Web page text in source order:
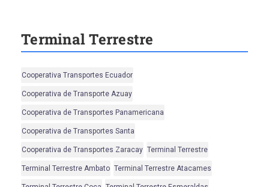
Terminal Terrestre
Cooperativa Transportes Ecuador
Cooperativa de Transporte Azuay
Cooperativa de Transportes Panamericana
Cooperativa de Transportes Santa
Cooperativa de Transportes Zaracay Terminal Terrestre
Terminal Terrestre Ambato Terminal Terrestre Atacames